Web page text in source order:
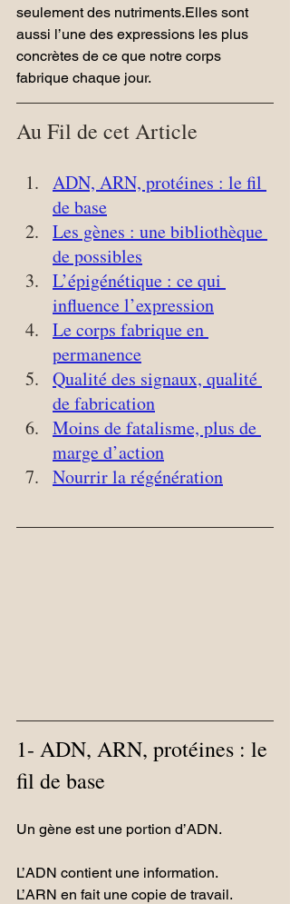
seulement des nutriments.Elles sont
aussi l’une des expressions les plus
concrètes de ce que notre corps
fabrique chaque jour.
Au Fil de cet Article
ADN, ARN, protéines : le fil
de base
Les gènes : une bibliothèque
de possibles
L’épigénétique : ce qui
influence l’expression
Le corps fabrique en
permanence
Qualité des signaux, qualité
de fabrication
Moins de fatalisme, plus de
marge d’action
Nourrir la régénération
1- ADN, ARN, protéines : le
fil de base
Un gène est une portion d’ADN.
L’ADN contient une information.
L’ARN en fait une copie de travail.